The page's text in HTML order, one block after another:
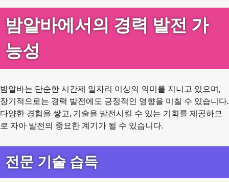
밤알바에서의 경력 발전 가
능성
밤알바는 단순한 시간제 일자리 이상의 의미를 지니고 있으며,
장기적으로는 경력 발전에도 긍정적인 영향을 미칠 수 있습니다.
다양한 경험을 쌓고, 기술을 발전시킬 수 있는 기회를 제공하므
로 자아 발전의 중요한 계기가 될 수 있습니다.
전문 기술 습득